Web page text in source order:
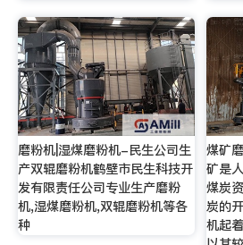
磨粉机|湿煤磨粉机-民生公司生
产双辊磨粉机鹤壁市民生科技开
发有限责任公司专业生产磨粉
机,湿煤磨粉机,双辊磨粉机等各
种
煤矿
矿是
煤炭
炭的
机起